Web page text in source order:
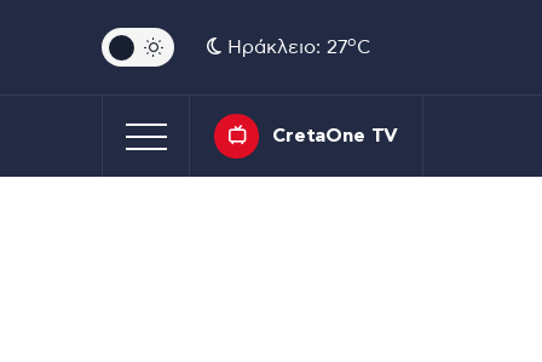
Ηράκλειο: 27oC
CretaOne TV